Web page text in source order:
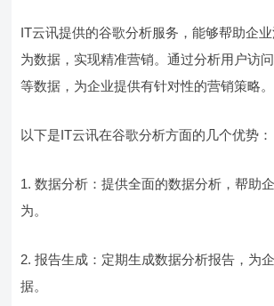
IT云讯提供的谷歌分析服务，能够帮助企
为数据，实现精准营销。通过分析用户访
等数据，为企业提供有针对性的营销策略。
以下是IT云讯在谷歌分析方面的几个优势：
1. 数据分析：提供全面的数据分析，帮助
为。
2. 报告生成：定期生成数据分析报告，为
据。